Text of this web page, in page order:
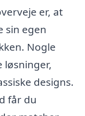
er, at
sin egen
Nogle
løsninger,
designs.
får du